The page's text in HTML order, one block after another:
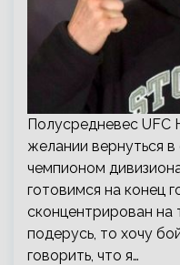
Полусредневес UFC
желании вернуться в
чемпионом
готовимся на конец
сконцентрирован на
подерусь, то хочу
говорить, что я…